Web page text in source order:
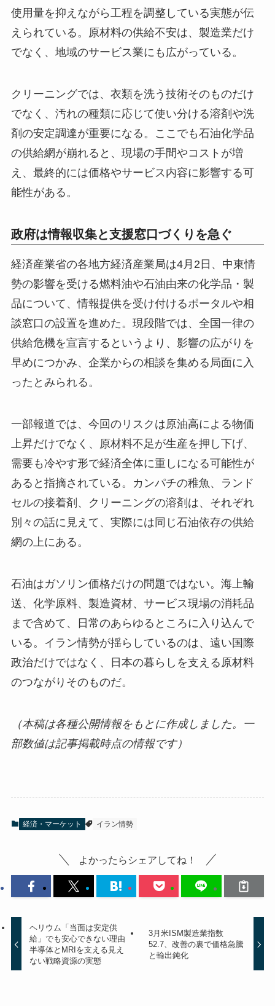
使用量を抑えながら工程を調整している実態が伝
えられている。原材料の供給不安は、製造業だけ
でなく、地域のサービス業にも広がっている。
クリーニングでは、衣類を洗う技術そのものだけ
でなく、汚れの種類に応じて使い分ける溶剤や洗
剤の安定調達が重要になる。ここでも石油化学品
の供給網が崩れると、現場の手間やコストが増
え、最終的には価格やサービス内容に影響する可
能性がある。
政府は情報収集と支援窓口づくりを急ぐ
経済産業省の各地方経済産業局は4月2日、中東情
勢の影響を受ける燃料油や石油由来の化学品・製
品について、情報提供を受け付けるポータルや相
談窓口の設置を進めた。現段階では、全国一律の
供給危機を宣言するというより、影響の広がりを
早めにつかみ、企業からの相談を集める局面に入
ったとみられる。
一部報道では、今回のリスクは原油高による物価
上昇だけでなく、原材料不足が生産を押し下げ、
需要も冷やす形で経済全体に重しになる可能性が
あると指摘されている。カンパチの稚魚、ランド
セルの接着剤、クリーニングの溶剤は、それぞれ
別々の話に見えて、実際には同じ石油依存の供給
網の上にある。
石油はガソリン価格だけの問題ではない。海上輸
送、化学原料、製造資材、サービス現場の消耗品
まで含めて、日常のあらゆるところに入り込んで
いる。イラン情勢が揺らしているのは、遠い国際
政治だけではなく、日本の暮らしを支える原材料
のつながりそのものだ。
（本稿は各種公開情報をもとに作成しました。一
部数値は記事掲載時点の情報です）
経済・マーケット イラン情勢
よかったらシェアしてね！
ヘリウム「当面は安定供
給」でも安心できない理由
半導体とMRIを支える見え
ない戦略資源の実態
3月米ISM製造業指数
52.7、改善の裏で価格急騰
と輸出鈍化